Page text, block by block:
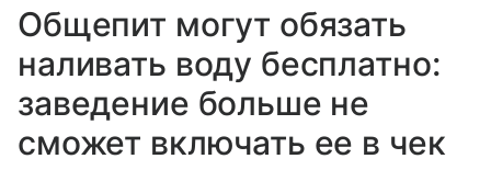
Общепит могут обязать
наливать воду бесплатно:
заведение больше не
сможет включать ее в чек